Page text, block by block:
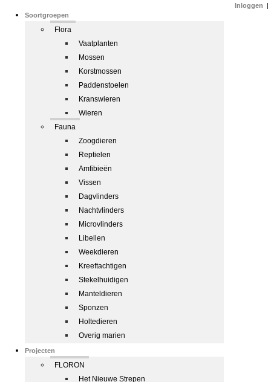
Soortgroepen
Flora
Vaatplanten
Mossen
Korstmossen
Paddenstoelen
Kranswieren
Wieren
Fauna
Zoogdieren
Reptielen
Amfibieën
Vissen
Dagvlinders
Nachtvlinders
Microvlinders
Libellen
Weekdieren
Kreeftachtigen
Stekelhuidigen
Manteldieren
Sponzen
Holtedieren
Overig marien
Projecten
FLORON
Het Nieuwe Strepen
Inloggen |